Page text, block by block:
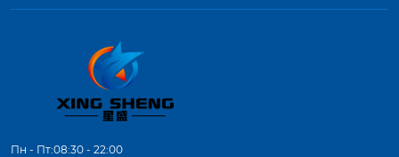
Пн - Пт:08:30 - 22:00